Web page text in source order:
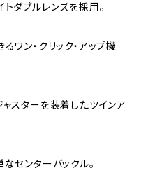
ダブルレンズを採用。
ワン・クリック・アップ機
スターを装着したツインア
センターバックル。